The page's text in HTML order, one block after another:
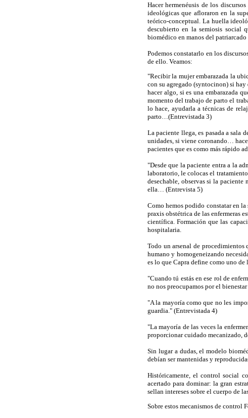
Hacer hermenéusis de los
ideológicas que afloraron en la
teórico-conceptual. La huella
descubierto en la semiosis social
biomédico en manos del patriarcado
Podemos constatarlo en los
de ello. Veamos:
"Recibir la mujer embarazada la
con su agregado (syntocinon) si
hacer algo, si es una embarazada
momento del trabajo de parto el
lo hace, ayudarla a técnicas de
parto…(Entrevistada 3)
La paciente llega, es pasada a sala
unidades, si viene coronando…
pacientes que es como más rápido
"Desde que la paciente entra a la
laboratorio, le colocas el
desechable, observas si la paciente
ella… (Entrevista 5)
Como hemos podido constatar en
praxis obstétrica de las enfermeras
científica. Formación que las
hospitalaria.
Todo un arsenal de
humano y homogeneizando
es lo que Capra define como uno
"Cuando tú estás en ese rol de
no nos preocupamos por el
"A la mayoría como que no les
guardia." (Entrevistada 4)
"La mayoría de las veces la
proporcionar cuidado mecanizado,
Sin lugar a dudas, el modelo
debían ser mantenidas y
Históricamente, el control social
acertado para dominar: la gran
sellan intereses sobre el cuerpo de
Sobre estos mecanismos de